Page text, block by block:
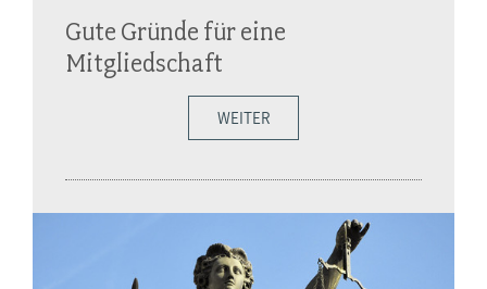
Gute Gründe für eine
Mitgliedschaft
WEITER